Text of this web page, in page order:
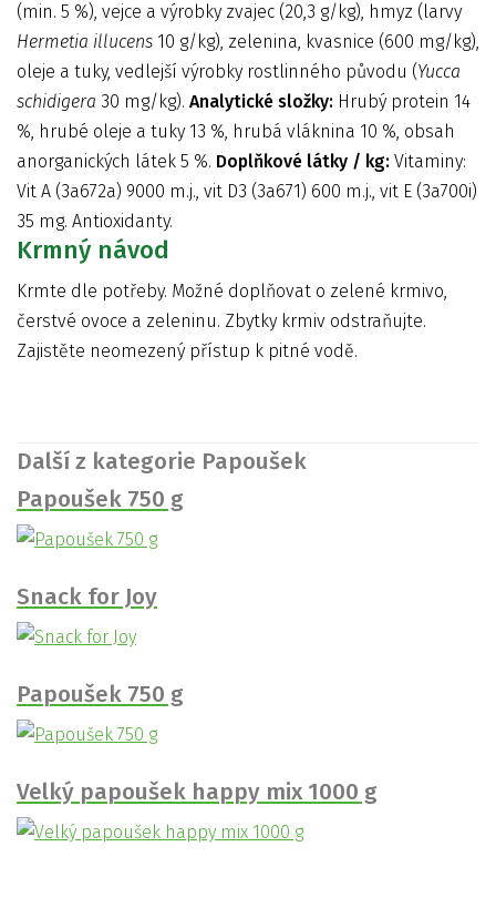
(min. 5 %), vejce a výrobky zvajec (20,3 g/kg), hmyz (larvy
Hermetia illucens 10 g/kg), zelenina, kvasnice (600 mg/kg),
oleje a tuky, vedlejší výrobky rostlinného původu (Yucca
schidigera 30 mg/kg). Analytické složky: Hrubý protein 14
%, hrubé oleje a tuky 13 %, hrubá vláknina 10 %, obsah
anorganických látek 5 %. Doplňkové látky / kg: Vitaminy:
Vit A (3a672a) 9000 m.j., vit D3 (3a671) 600 m.j., vit E (3a700i)
35 mg. Antioxidanty.
Krmný návod
Krmte dle potřeby. Možné doplňovat o zelené krmivo,
čerstvé ovoce a zeleninu. Zbytky krmiv odstraňujte.
Zajistěte neomezený přístup k pitné vodě.
Další z kategorie Papoušek
Papoušek 750 g
Snack for Joy
Papoušek 750 g
Velký papoušek happy mix 1000 g